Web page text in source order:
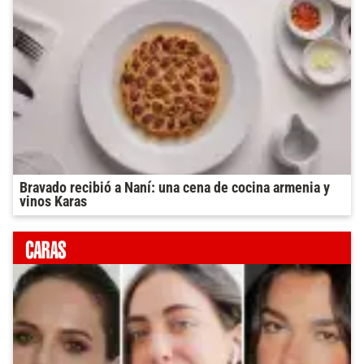
Bravado recibió a Naní: una cena de cocina armenia y
vinos Karas